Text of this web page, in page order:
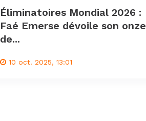
Éliminatoires Mondial 2026 :
Faé Emerse dévoile son onze
de...
10 oct. 2025, 13:01